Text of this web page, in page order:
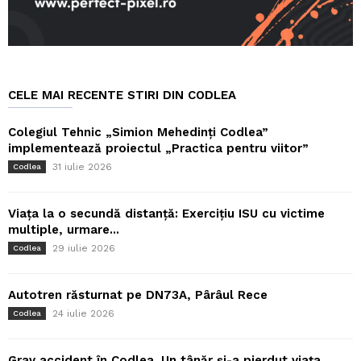
CELE MAI RECENTE STIRI DIN CODLEA
Colegiul Tehnic „Simion Mehedinți Codlea”
implementează proiectul „Practica pentru viitor”
Codlea 31 iulie 2026
Viața la o secundă distanță: Exercițiu ISU cu victime
multiple, urmare...
Codlea 29 iulie 2026
Autotren răsturnat pe DN73A, Pârâul Rece
Codlea 24 iulie 2026